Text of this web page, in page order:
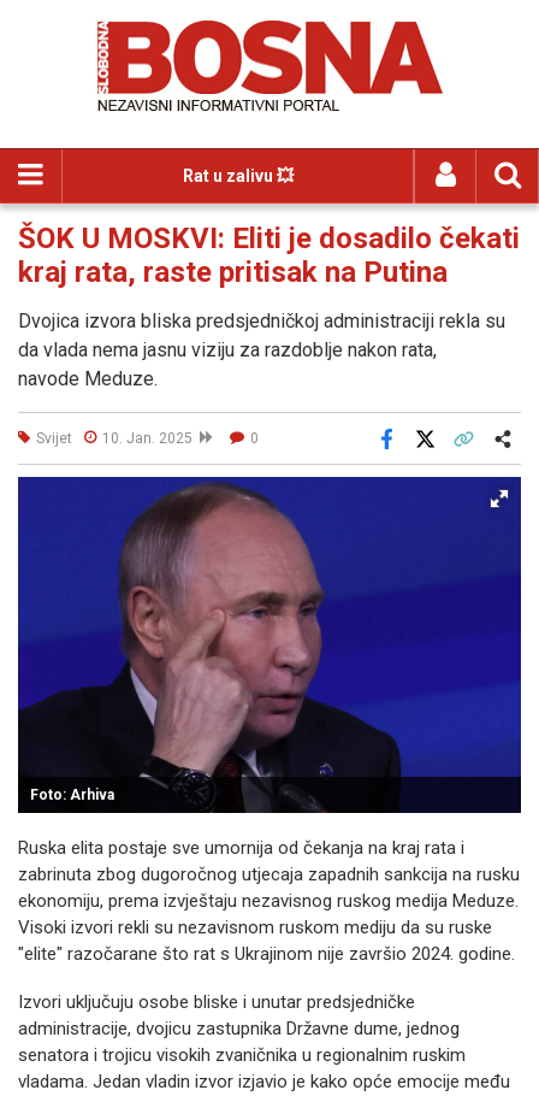
Rat u zalivu 💥
ŠOK U MOSKVI: Eliti je dosadilo čekati
kraj rata, raste pritisak na Putina
Dvojica izvora bliska predsjedničkoj administraciji rekla su
da vlada nema jasnu viziju za razdoblje nakon rata,
navode Meduze.
Svijet 10. Jan. 2025 0
Facebook
Foto: Arhiva
Ruska elita postaje sve umornija od čekanja na kraj rata i
zabrinuta zbog dugoročnog utjecaja zapadnih sankcija na rusku
ekonomiju, prema izvještaju nezavisnog ruskog medija Meduze.
Visoki izvori rekli su nezavisnom ruskom mediju da su ruske
"elite" razočarane što rat s Ukrajinom nije završio 2024. godine.
Izvori uključuju osobe bliske i unutar predsjedničke
administracije, dvojicu zastupnika Državne dume, jednog
senatora i trojicu visokih zvaničnika u regionalnim ruskim
vladama. Jedan vladin izvor izjavio je kako opće emocije među